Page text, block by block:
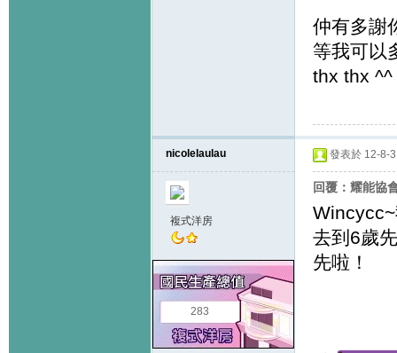
仲有多謝
等我可以
thx thx ^^
nicolelaulau
複式洋房
283
發表於 12-8-
回覆：耀能協
去到6歲
先啦！